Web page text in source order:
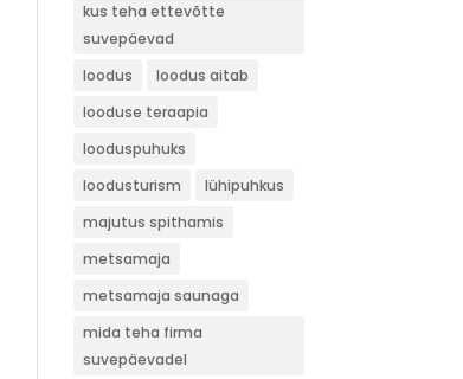
kus teha ettevõtte
suvepäevad
loodus
loodus aitab
looduse teraapia
looduspuhuks
loodusturism
lühipuhkus
majutus spithamis
metsamaja
metsamaja saunaga
mida teha firma
suvepäevadel